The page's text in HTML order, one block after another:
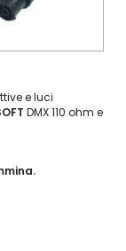
e luci
DMX 110 ohm e